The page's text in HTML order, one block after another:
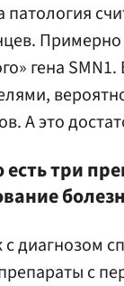
Примерно
гена SMN1.
А это
три
диагнозом
с